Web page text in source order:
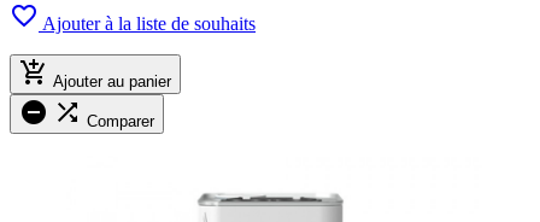
 Ajouter à la liste de souhaits
 Ajouter au panier
  Comparer